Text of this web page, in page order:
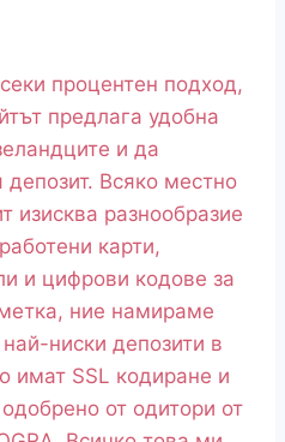
процентен подход,
предлага удобна
и да
Всяко местно
изисква разнообразие
карти,
и цифрови кодове за
ние намираме
ниски депозити в
имат SSL кодиране и
от одитори от